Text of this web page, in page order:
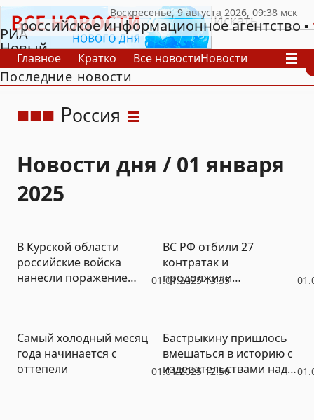
РИА
Новый
День
российское информационное агентство
Главное Кратко Все новостиНовости
В России
В мире
Последние новости
Россия
Новости дня / 01 января
2025
01.01.2025 13:35
В Курской области
российские войска
нанесли поражение
ВС РФ отбили 27
контратак и
продолжили
01.01.2025 12:50
Самый холодный месяц
года начинается с
оттепели
Бастрыкину пришлось
вмешаться в историю с
издевательствами над